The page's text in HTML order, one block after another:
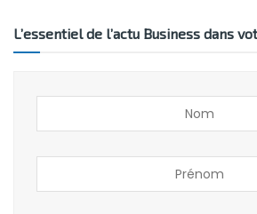
L’essentiel de l’actu Business dans